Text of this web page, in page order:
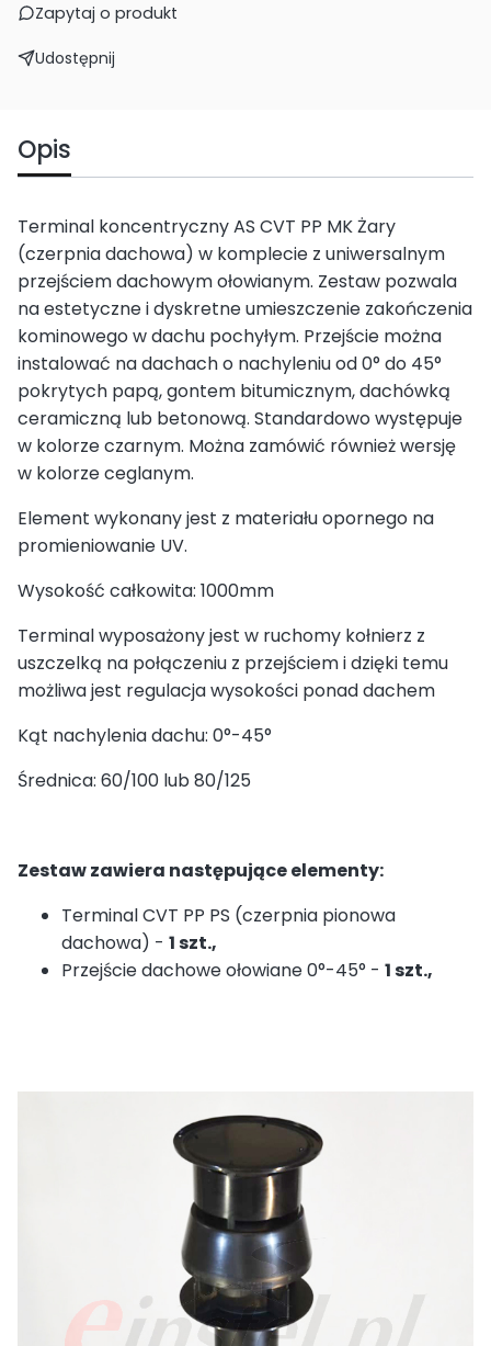
Zapytaj o produkt
Udostępnij
Opis
Terminal koncentryczny AS CVT PP MK Żary
(czerpnia dachowa) w komplecie z uniwersalnym
przejściem dachowym ołowianym. Zestaw pozwala
na estetyczne i dyskretne umieszczenie zakończenia
kominowego w dachu pochyłym. Przejście można
instalować na dachach o nachyleniu od 0° do 45°
pokrytych papą, gontem bitumicznym, dachówką
ceramiczną lub betonową. Standardowo występuje
w kolorze czarnym. Można zamówić również wersję
w kolorze ceglanym.
Element wykonany jest z materiału opornego na
promieniowanie UV.
Wysokość całkowita: 1000mm
Terminal wyposażony jest w ruchomy kołnierz z
uszczelką na połączeniu z przejściem i dzięki temu
możliwa jest regulacja wysokości ponad dachem
Kąt nachylenia dachu: 0°-45°
Średnica: 60/100 lub 80/125
Zestaw zawiera następujące elementy:
Terminal CVT PP PS (czerpnia pionowa
dachowa) - 1 szt.,
Przejście dachowe ołowiane 0°-45° - 1 szt.,